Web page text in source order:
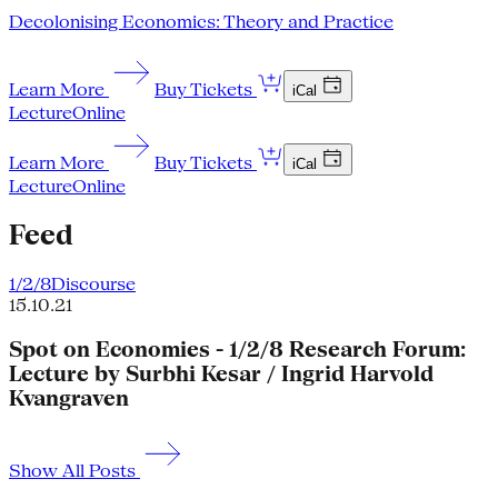
Decolonising Economics: Theory and Practice
Learn More Buy Tickets iCal
LectureOnline
Learn More Buy Tickets iCal
LectureOnline
Feed
1/2/8Discourse
15.10.21
Spot on Economies - 1/2/8 Research Forum:
Lecture by Surbhi Kesar / Ingrid Harvold
Kvangraven
Show All Posts